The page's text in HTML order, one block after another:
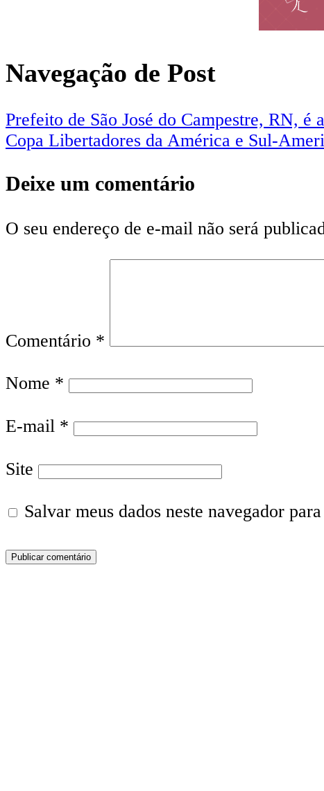
Navegação de Post
Prefeito de São José do Campestre, RN, é
Copa Libertadores da América e Sul-
Deixe um comentário
O seu endereço de e-mail não será
Comentário *
Nome *
E-mail *
Site
Salvar meus dados neste navegador